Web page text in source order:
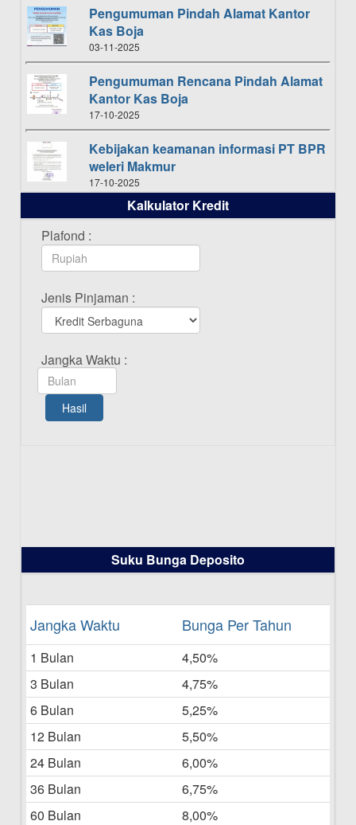
Pengumuman Pindah Alamat Kantor
Kas Boja
03-11-2025
Pengumuman Rencana Pindah Alamat
Kantor Kas Boja
17-10-2025
Kebijakan keamanan informasi PT BPR
weleri Makmur
17-10-2025
Daftar Pemenang Undian TAMASHA
Bulan Oktober 2025
16-10-2025
Bulan September 2025
20-09-2025
Daftar Pemenang Undian TAMASHA
Bulan Agustus 2025
Pengumuman Tutup Kantor Kantor
Daftar Pemenang Undian TAMASHA
Bulan Juni 2025
Daftar Pemenang Undian TAMASHA
Bulan Mei 2025
Laporan Keuangan Berkelanjutan
06-05-2025
Daftar Pemenang Undian TAMASHA
Bulan April 2025
15-04-2025
Pengumuman Nama Baru Perusahaan
Kalkulator Kredit
Plafond :
Jenis Pinjaman :
Jangka Waktu :
Hasil
Suku Bunga Deposito
Jangka Waktu Bunga Per Tahun
1 Bulan
4,50%
3 Bulan
4,75%
6 Bulan
5,25%
12 Bulan
5,50%
24 Bulan
6,00%
36 Bulan
6,75%
60 Bulan
8,00%